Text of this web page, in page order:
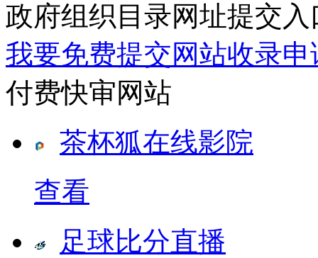
政府组织目录网址提交入
我要免费提交网站收录申
付费快审网站
茶杯狐在线影院
查看
足球比分直播